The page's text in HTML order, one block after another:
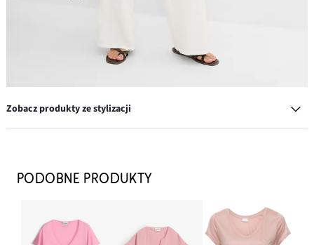
Zobacz produkty ze stylizacji
34,99 zł
Torebka na ramię z imitacji zamszu z lamówką
PODOBNE PRODUKTY